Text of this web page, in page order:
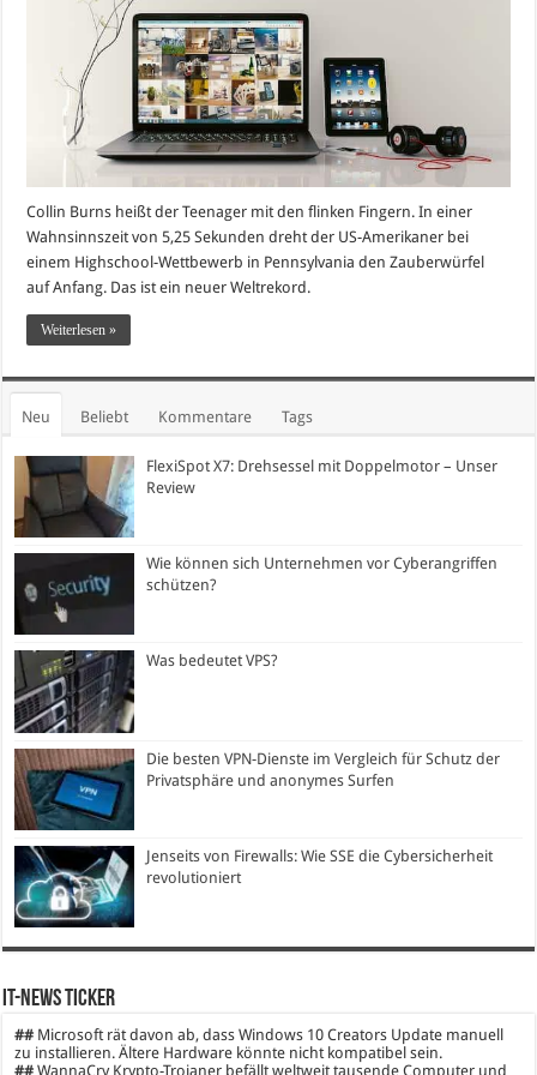
Collin Burns heißt der Teenager mit den flinken Fingern. In einer
Wahnsinnszeit von 5,25 Sekunden dreht der US-Amerikaner bei
einem Highschool-Wettbewerb in Pennsylvania den Zauberwürfel
auf Anfang. Das ist ein neuer Weltrekord.
Weiterlesen »
Neu Beliebt Kommentare Tags
FlexiSpot X7: Drehsessel mit Doppelmotor – Unser
Review
Wie können sich Unternehmen vor Cyberangriffen
schützen?
Was bedeutet VPS?
Die besten VPN-Dienste im Vergleich für Schutz der
Privatsphäre und anonymes Surfen
Jenseits von Firewalls: Wie SSE die Cybersicherheit
revolutioniert
IT-News Ticker
## Microsoft rät davon ab, dass Windows 10 Creators Update manuell
zu installieren. Ältere Hardware könnte nicht kompatibel sein.
## WannaCry Krypto-Trojaner befällt weltweit tausende Computer und